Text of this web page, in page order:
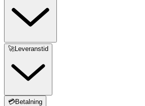
🚀Leveranstid
💳Betalning